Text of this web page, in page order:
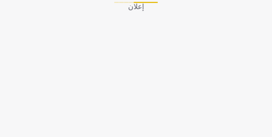
إعلان